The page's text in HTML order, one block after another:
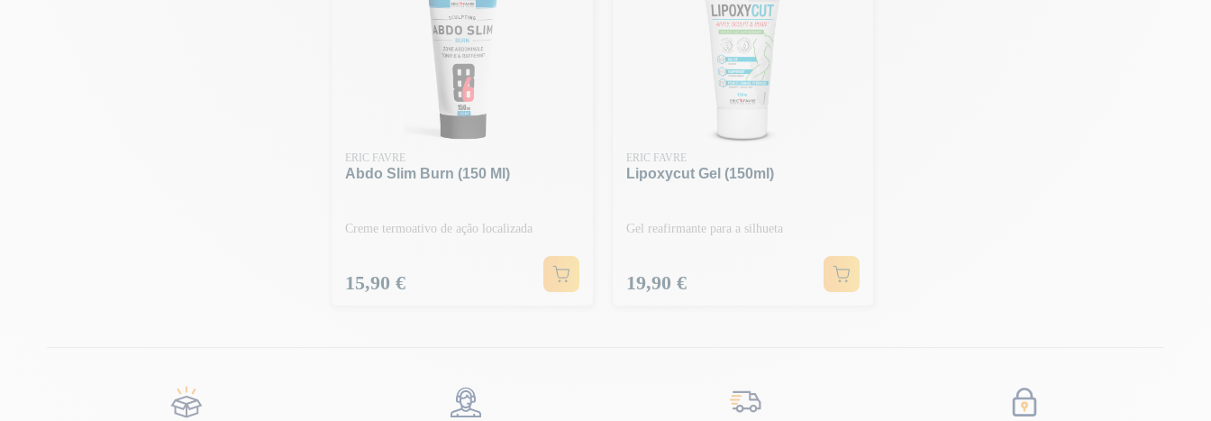
ERIC FAVRE
Abdo Slim Burn (150 Ml)
Creme termoativo de ação localizada
Preço
15,90 €
ERIC FAVRE
Lipoxycut Gel (150ml)
Gel reafirmante para a silhueta
Preço
19,90 €